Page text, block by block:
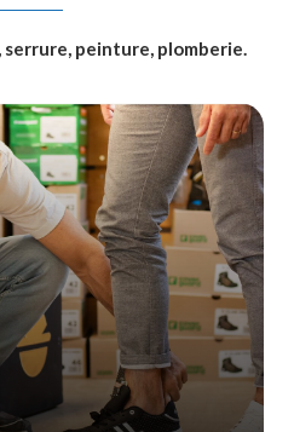
serrure, peinture, plomberie.